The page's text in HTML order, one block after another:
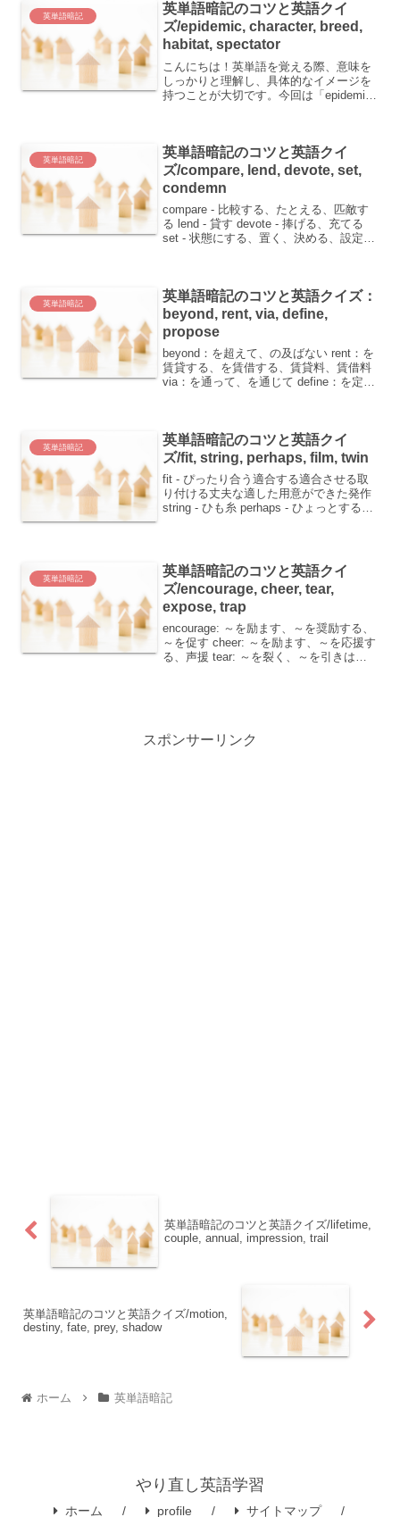
英単語暗記
英単語暗記のコツと英語クイ
ズ/epidemic, character, breed,
habitat, spectator
こんにちは！英単語を覚える際、意味を
しっかりと理解し、具体的なイメージを
持つことが大切です。今回は「epidemic,
英単語暗記
英単語暗記のコツと英語クイ
ズ/compare, lend, devote, set,
condemn
compare - 比較する、たとえる、匹敵す
る lend - 貸す devote - 捧げる、充てる
set - 状態にする、置く、決める、設定す
英単語暗記
英単語暗記のコツと英語クイズ：
beyond, rent, via, define,
propose
beyond：を超えて、の及ばない rent：を
賃貸する、を賃借する、賃貸料、賃借料
via：を通って、を通じて define：を定義
英単語暗記
英単語暗記のコツと英語クイ
ズ/fit, string, perhaps, film, twin
fit - ぴったり合う適合する適合させる取
り付ける丈夫な適した用意ができた発作
string - ひも糸 perhaps - ひょっとすると
英単語暗記
英単語暗記のコツと英語クイ
ズ/encourage, cheer, tear,
expose, trap
encourage: ～を励ます、～を奨励する、
～を促す cheer: ～を励ます、～を応援す
る、声援 tear: ～を裂く、～を引きはが
スポンサーリンク
英単語暗記のコツと英語クイズ/lifetime,
couple, annual, impression, trail
英単語暗記のコツと英語クイズ/motion,
destiny, fate, prey, shadow
ホーム 英単語暗記
やり直し英語学習
ホーム profile サイトマップ